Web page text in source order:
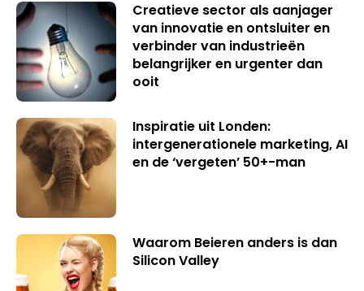
Creatieve sector als aanjager
van innovatie en ontsluiter en
verbinder van industrieën
belangrijker en urgenter dan
ooit
Inspiratie uit Londen:
intergenerationele marketing, AI
en de ‘vergeten’ 50+-man
Waarom Beieren anders is dan
Silicon Valley